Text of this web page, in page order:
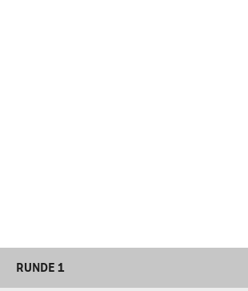
RUNDE 1